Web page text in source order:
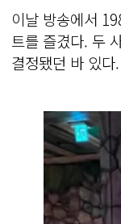
이날 방송에서
트를 즐겼다. 두
결정됐던 바 있다.